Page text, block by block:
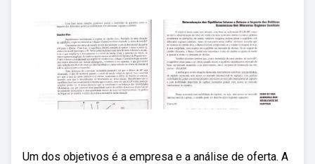
Um dos objetivos é a empresa e a análise de oferta. A